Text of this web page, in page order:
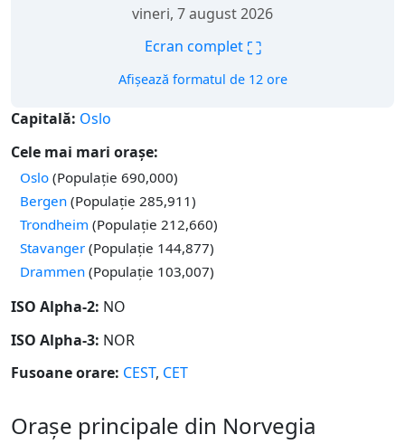
vineri, 7 august 2026
Ecran complet ⛶
Afișează formatul de 12 ore
Capitală: Oslo
Cele mai mari orașe:
Oslo (Populație 690,000)
Bergen (Populație 285,911)
Trondheim (Populație 212,660)
Stavanger (Populație 144,877)
Drammen (Populație 103,007)
ISO Alpha-2: NO
ISO Alpha-3: NOR
Fusoane orare: CEST, CET
Orașe principale din Norvegia